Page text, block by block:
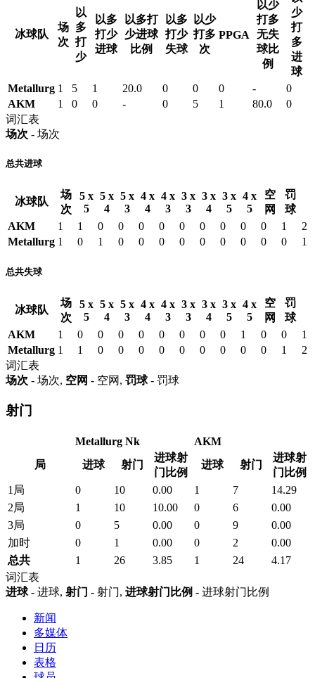
冰球队
场
次
以
多
打
少
以多
打少
进球
以多打
少进球
比例
以多
打少
失球
以少
打多
次
PPGA
以少
打多
无失
球比
例
少
打
多
进
球
Metallurg 1 5 1 20.0 0 0 0 -
0
AKM
1 0 0 - 0 5 1 80.0
0
词汇表
场次 - 场次
总共进球
冰球队
场
次
5 x
5
5 x
4
5 x
3
4 x
4
4 x
3
3 x
3
3 x
4
3 x
5
4 x
5
空
网
罚
球
AKM
1 1 0 0 0 0 0 0 0 0 0 1
2
Metallurg 1 0 1 0 0 0 0 0 0 0 0 0 1
总共失球
冰球队
场
次
5 x
5
5 x
4
5 x
3
4 x
4
4 x
3
3 x
3
3 x
4
3 x
5
4 x
5
空
网
罚
球
AKM
1 0 0 0 0 0 0 0 0 1 0 0
1
Metallurg 1 1 0 0 0 0 0 0 0 0 0 1
2
词汇表
场次 - 场次, 空网 - 空网, 罚球- 罚球
射门
Metallurg Nk
AKM
局
进球 射门
进球射
门比例
进球 射门
进球射
门比例
1局
0 10 0.00 1 7
14.29
2局
1 10 10.00 0 6
0.00
3局
0 5 0.00 0 9
0.00
加时
0 1 0.00 0 2
0.00
总共
1 26 3.85 1 24
4.17
词汇表
进球- 进球, 射门 - 射门, 进球射门比例 - 进球射门比例
新闻
多媒体
日历
表格